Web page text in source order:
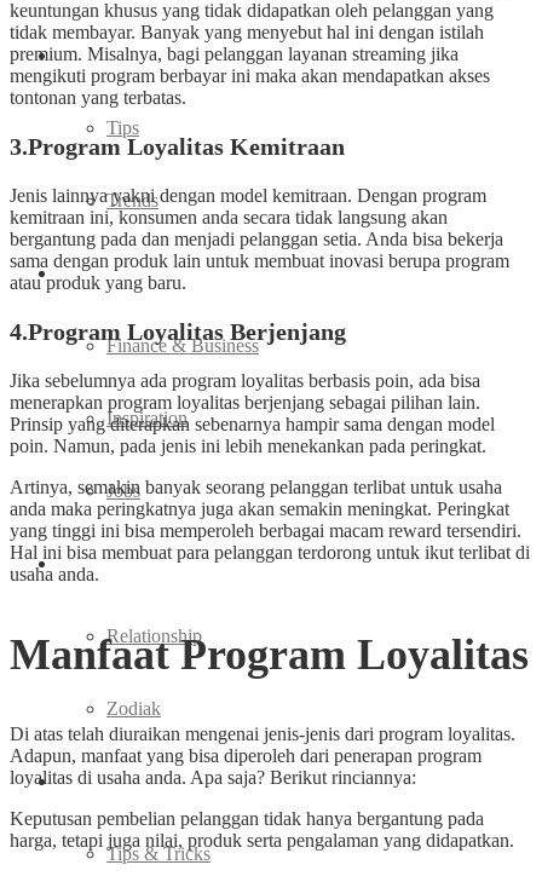
Fashion
Tips
Trends
Ladies Career
Finance & Business
Inspiration
Jobs
Love
Relationship
Zodiak
Travel
Tips & Tricks
keuntungan khusus yang tidak didapatkan oleh pelanggan yang
tidak membayar. Banyak yang menyebut hal ini dengan istilah
premium. Misalnya, bagi pelanggan layanan streaming jika
mengikuti program berbayar ini maka akan mendapatkan akses
tontonan yang terbatas.
3.Program Loyalitas Kemitraan
Jenis lainnya yakni dengan model kemitraan. Dengan program
kemitraan ini, konsumen anda secara tidak langsung akan
bergantung pada dan menjadi pelanggan setia. Anda bisa bekerja
sama dengan produk lain untuk membuat inovasi berupa program
atau produk yang baru.
4.Program Loyalitas Berjenjang
Jika sebelumnya ada program loyalitas berbasis poin, ada bisa
menerapkan program loyalitas berjenjang sebagai pilihan lain.
Prinsip yang diterapkan sebenarnya hampir sama dengan model
poin. Namun, pada jenis ini lebih menekankan pada peringkat.
Artinya, semakin banyak seorang pelanggan terlibat untuk usaha
anda maka peringkatnya juga akan semakin meningkat. Peringkat
yang tinggi ini bisa memperoleh berbagai macam reward tersendiri.
Hal ini bisa membuat para pelanggan terdorong untuk ikut terlibat di
usaha anda.
Manfaat Program Loyalitas
Di atas telah diuraikan mengenai jenis-jenis dari program loyalitas.
Adapun, manfaat yang bisa diperoleh dari penerapan program
loyalitas di usaha anda. Apa saja? Berikut rinciannya:
Keputusan pembelian pelanggan tidak hanya bergantung pada
harga, tetapi juga nilai, produk serta pengalaman yang didapatkan.